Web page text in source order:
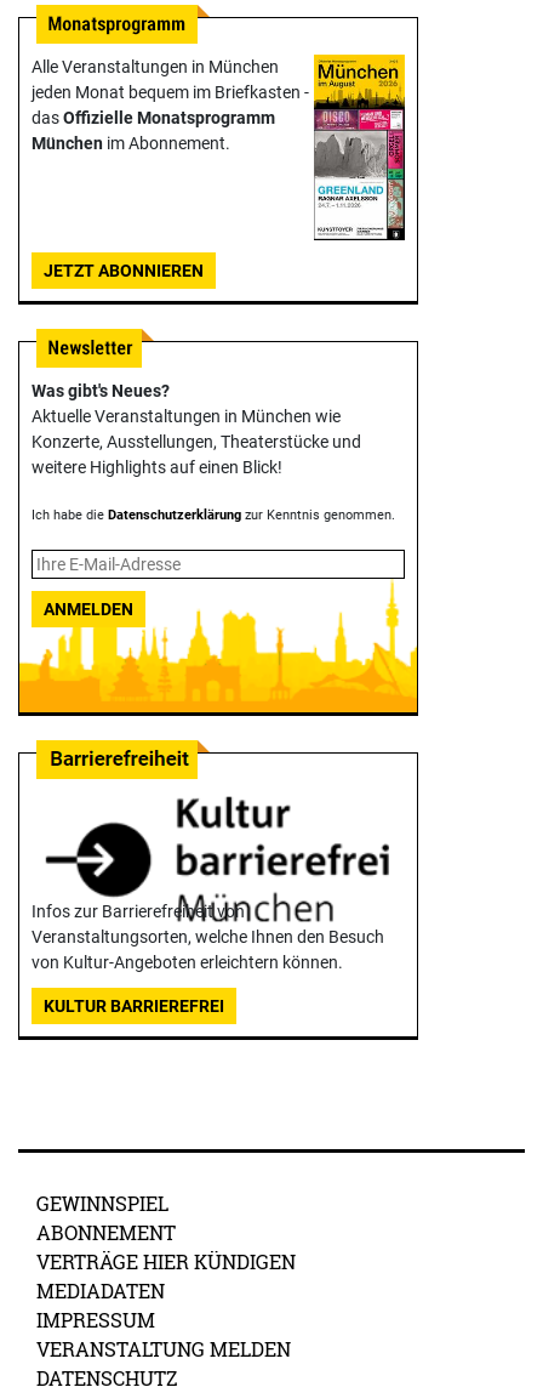
Alle Veranstaltungen in München
jeden Monat bequem im Briefkasten -
dasOffizielle Monats­programm
München im Abonnement.
JETZT ABONNIEREN
Was gibt's Neues?
Aktuelle Veranstaltungen in München wie
Konzerte, Ausstellungen, Theater­stücke und
weitere Highlights auf einen Blick!
Ich habe die Datenschutzerklärung zur Kenntnis genommen.
ANMELDEN
Infos zur Barrierefreiheit von
Veranstaltungsorten, welche Ihnen den Besuch
von Kultur-Angeboten erleichtern können.
KULTUR BARRIEREFREI
GEWINNSPIEL
ABONNEMENT
VERTRÄGE HIER KÜNDIGEN
MEDIADATEN
IMPRESSUM
VERANSTALTUNG MELDEN
DATENSCHUTZ